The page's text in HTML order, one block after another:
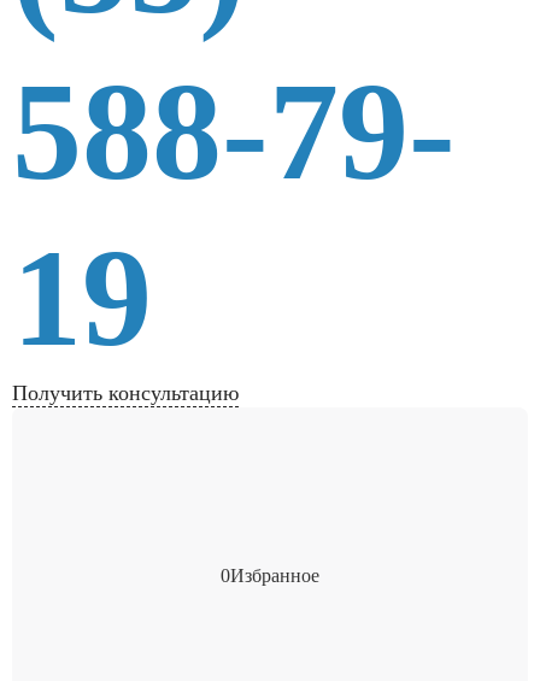
588-79-
19
Получить консультацию
0Избранное